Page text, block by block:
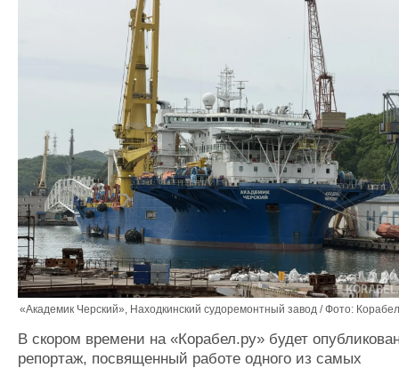
«Академик Черский», Находкинский судоремонтный завод / Фото:
В скором времени на «Корабел.ру» будет
репортаж, посвященный работе одного из самых